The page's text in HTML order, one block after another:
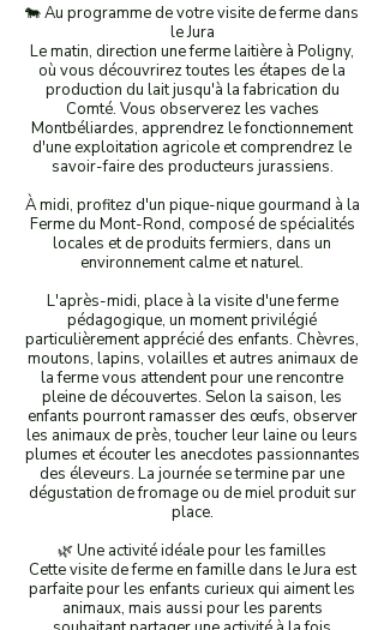
🐄 Au programme de votre visite de ferme dans
le Jura
Le matin, direction une ferme laitière à Poligny,
où vous découvrirez toutes les étapes de la
production du lait jusqu'à la fabrication du
Comté. Vous observerez les vaches
Montbéliardes, apprendrez le fonctionnement
d'une exploitation agricole et comprendrez le
savoir-faire des producteurs jurassiens.
À midi, profitez d'un pique-nique gourmand à la
Ferme du Mont-Rond, composé de spécialités
locales et de produits fermiers, dans un
environnement calme et naturel.
L'après-midi, place à la visite d'une ferme
pédagogique, un moment privilégié
particulièrement apprécié des enfants. Chèvres,
moutons, lapins, volailles et autres animaux de
la ferme vous attendent pour une rencontre
pleine de découvertes. Selon la saison, les
enfants pourront ramasser des œufs, observer
les animaux de près, toucher leur laine ou leurs
plumes et écouter les anecdotes passionnantes
des éleveurs. La journée se termine par une
dégustation de fromage ou de miel produit sur
place.
🌿 Une activité idéale pour les familles
Cette visite de ferme en famille dans le Jura est
parfaite pour les enfants curieux qui aiment les
animaux, mais aussi pour les parents